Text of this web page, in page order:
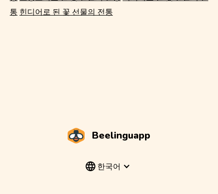
통 힌디어로 된 꽃 선물의 전통
Beelinguapp
한국어